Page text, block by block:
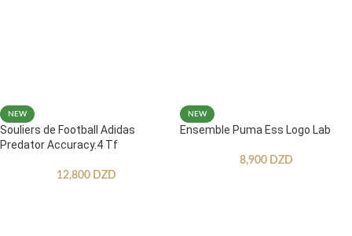
NEW
Souliers de Football Adidas
Predator Accuracy.4 Tf
12,800 DZD
NEW
Ensemble Puma Ess Logo Lab
8,900 DZD